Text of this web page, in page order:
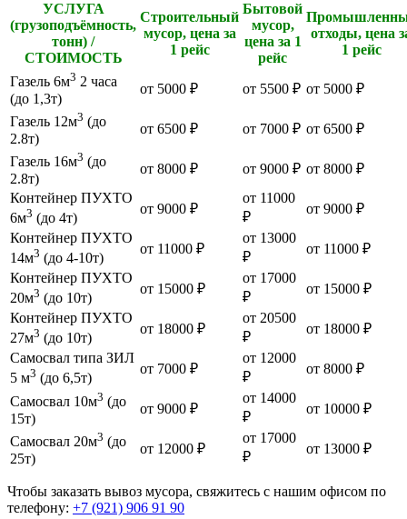
УСЛУГА
(грузоподъёмность,
тонн) /
СТОИМОСТЬ
Строительный
мусор, цена за
1 рейс
Бытовой
мусор,
цена за 1
рейс
отходы, цена
1 рейс
Газель 6м3 2 часа
(до 1,3т)
от 5000 ₽ от 5500 ₽ от 5000 ₽
Газель 12м3 (до
2.8т)
от 6500 ₽ от 7000 ₽ от 6500 ₽
Газель 16м3 (до
2.8т)
от 8000 ₽ от 9000 ₽ от 8000 ₽
Контейнер ПУХТО
6м3 (до 4т)
от 9000 ₽
от 11000
₽
от 9000 ₽
Контейнер ПУХТО
14м3 (до 4-10т)
от 11000 ₽
от 13000
₽
от 11000 ₽
Контейнер ПУХТО
20м3 (до 10т)
от 15000 ₽
от 17000
₽
от 15000 ₽
Контейнер ПУХТО
27м3 (до 10т)
от 18000 ₽
от 20500
₽
от 18000 ₽
Самосвал типа ЗИЛ
5 м3 (до 6,5т)
от 7000 ₽
от 12000
₽
от 8000 ₽
Самосвал 10м3 (до
15т)
от 9000 ₽
от 14000
₽
от 10000 ₽
Самосвал 20м3 (до
25т)
от 12000 ₽
от 17000
₽
от 13000 ₽
Чтобы заказать вывоз мусора, свяжитесь с нашим офисом по
телефону: +7 (921) 906 91 90